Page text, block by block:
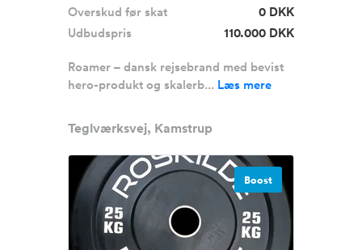
Overskud før skat
0 DKK
Udbudspris
110.000 DKK
Roamer – dansk rejsebrand med bevist
hero-produkt og skalerb... Læs mere
Teglværksvej, Kamstrup
Boost